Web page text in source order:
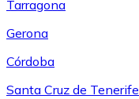
Tarragona
Gerona
Córdoba
Santa Cruz de Tenerife